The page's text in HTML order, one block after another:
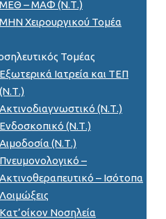
ΜΕΘ – ΜΑΦ (Ν.Τ.)
ΜΗΝ Χειρουργικού Τομέα
Τομέας
Εξωτερικά Ιατρεία και ΤΕΠ
(Ν.Τ.)
Ακτινοδιαγνωστικό (Ν.Τ.)
Ενδοσκοπικό (Ν.Τ.)
Αιμοδοσία (Ν.Τ.)
Πνευμονολογικό –
Ακτινοθεραπευτικό – Ισότοπα
Λοιμώξεις
Κατ’οίκον Νοσηλεία